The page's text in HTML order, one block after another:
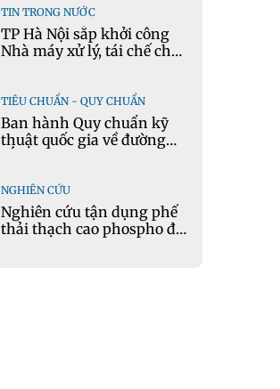
TIN TRONG NƯỚC
TP Hà Nội sắp khởi công
Nhà máy xử lý, tái chế chất
TIÊU CHUẨN - QUY CHUẨN
Ban hành Quy chuẩn kỹ
thuật quốc gia về đường
NGHIÊN CỨU
Nghiên cứu tận dụng phế
thải thạch cao phospho để